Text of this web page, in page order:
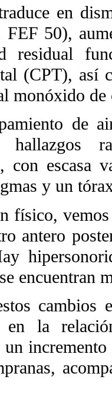
en
FEF 50),
residual
(CPT), así
monóxido
de
hallazgos
con escasa
y un
vemos
antero
encuentran
cambios
en la
un